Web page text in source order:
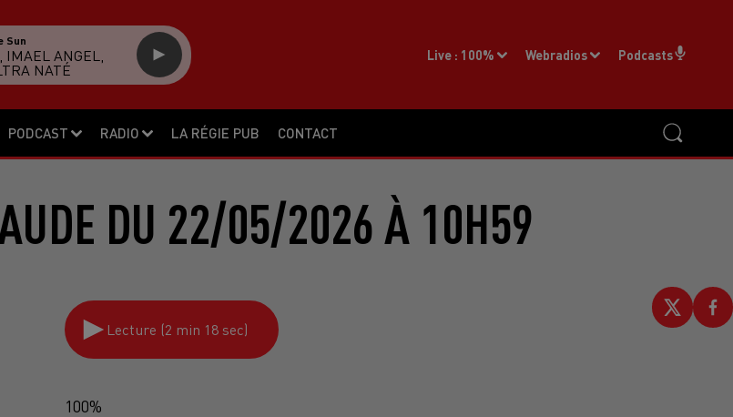
PODCAST RADIO LA RÉGIE PUB CONTACT
Live : 100% Webradios Podcasts
Sun
IMAEL ANGEL,
NATÉ
DU 22/05/2026 À 10H59
Lecture (2 min 18 sec)
100%